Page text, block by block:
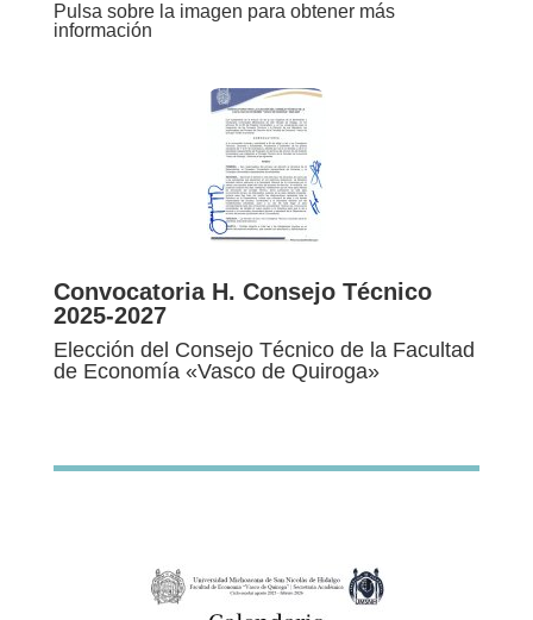
Pulsa sobre la imagen para obtener más
información
Convocatoria H. Consejo Técnico
2025-2027
Elección del Consejo Técnico de la Facultad
de Economía «Vasco de Quiroga»